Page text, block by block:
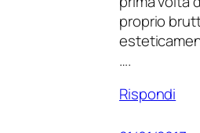
proprio
….
Rispondi